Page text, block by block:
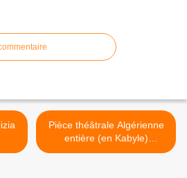
Pièce théâtrale Algérienne
entière (en Kabyle)
"Adhulan, Adhulan" مسرحية